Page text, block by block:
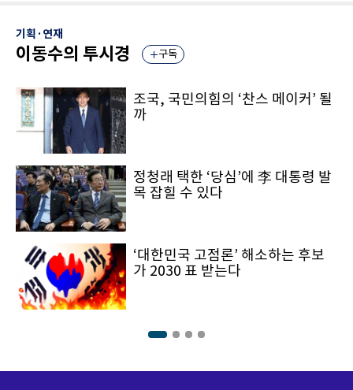
기획·연재
이동수의 투시경 구독
조국, 국민의힘의 ‘찬스 메이커’ 될
까
정청래 택한 ‘당심’에 李 대통령 발
목 잡힐 수 있다
‘대한민국 고점론’ 해소하는 후보
가 2030 표 받는다